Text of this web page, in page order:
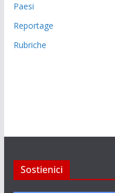
Paesi
Reportage
Rubriche
Sostienici